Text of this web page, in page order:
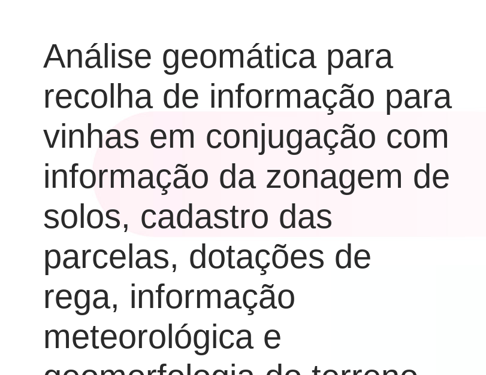
Análise geomática para
recolha de informação para
vinhas em conjugação com
informação da zonagem de
solos, cadastro das
parcelas, dotações de
rega, informação
meteorológica e